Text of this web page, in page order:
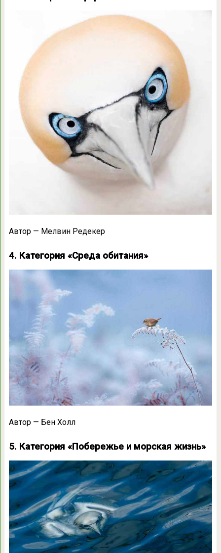
Автор — Мелвин Редекер
4. Категория «Среда обитания»
Автор — Бен Холл
5. Категория «Побережье и морская жизнь»